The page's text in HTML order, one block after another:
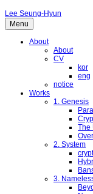
Lee Seung-Hyun
Menu
About
About
CV
kor
eng
notice
Works
1. Genesis
The
2. System
3.